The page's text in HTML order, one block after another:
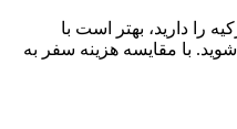
را دارید، بهتر است با
با مقایسه هزینه سفر به